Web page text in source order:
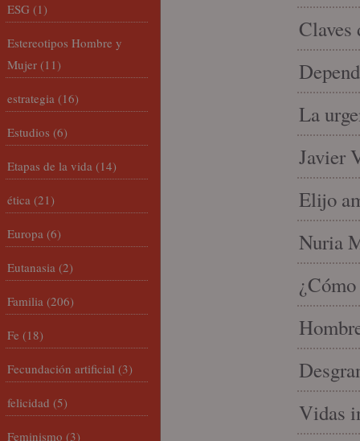
Claves
La
Javier
Elijo
Nuria
Vidas
ESG (1)
Estereotipos Hombre y
Mujer (11)
estrategia (16)
Estudios (6)
Etapas de la vida (14)
ética (21)
Europa (6)
Eutanasia (2)
Familia (206)
Fe (18)
Fecundación artificial (3)
felicidad (5)
Feminismo (3)